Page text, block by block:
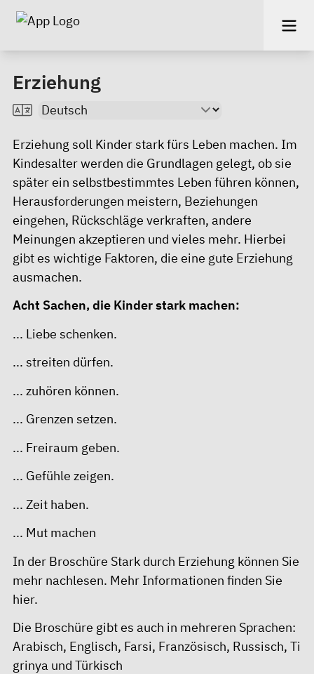
Erziehung
Erziehung soll Kinder stark fürs Leben machen. Im
Kindesalter werden die Grundlagen gelegt, ob sie
später ein selbstbestimmtes Leben führen können,
Herausforderungen meistern, Beziehungen
eingehen, Rückschläge verkraften, andere
Meinungen akzeptieren und vieles mehr. Hierbei
gibt es wichtige Faktoren, die eine gute Erziehung
ausmachen.
Acht Sachen, die Kinder stark machen:
... Liebe schenken.
... streiten dürfen.
... zuhören können.
... Grenzen setzen.
... Freiraum geben.
... Gefühle zeigen.
... Zeit haben.
... Mut machen
In der Broschüre Stark durch Erziehung können Sie
mehr nachlesen. Mehr Informationen finden Sie
hier.
Die Broschüre gibt es auch in mehreren Sprachen:
Arabisch, Englisch, Farsi, Französisch, Russisch, Ti
grinya und Türkisch